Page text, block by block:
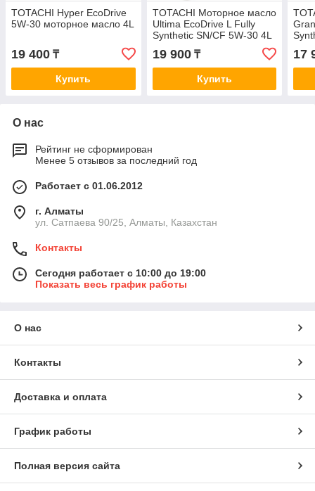
TOTACHI Hyper EcoDrive
5W-30 моторное масло 4L
19 400 ₸
Купить
TOTACHI Моторное масло
Ultima EcoDrive L Fully
Synthetic SN/CF 5W-30 4L
19 900₸
Купить
17
О нас
Рейтинг не сформирован
Менее 5 отзывов за последний год
Работает с 01.06.2012
г. Алматы
ул. Сатпаева 90/25, Алматы, Казахстан
Контакты
Сегодня работает с 10:00 до 19:00
Показать весь график работы
О нас
Контакты
Доставка и оплата
График работы
Полная версия сайта